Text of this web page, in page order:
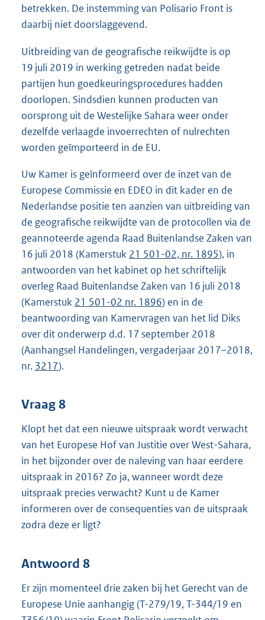
betrekken. De instemming van Polisario Front is
daarbij niet doorslaggevend.
Uitbreiding van de geografische reikwijdte is op
19 juli 2019 in werking getreden nadat beide
partijen hun goedkeuringsprocedures hadden
doorlopen. Sindsdien kunnen producten van
oorsprong uit de Westelijke Sahara weer onder
dezelfde verlaagde invoerrechten of nulrechten
worden geïmporteerd in de EU.
Uw Kamer is geïnformeerd over de inzet van de
Europese Commissie en EDEO in dit kader en de
Nederlandse positie ten aanzien van uitbreiding van
de geografische reikwijdte van de protocollen via de
geannoteerde agenda Raad Buitenlandse Zaken van
16 juli 2018 (Kamerstuk 21 501-02, nr. 1895), in
antwoorden van het kabinet op het schriftelijk
overleg Raad Buitenlandse Zaken van 16 juli 2018
(Kamerstuk 21 501-02 nr. 1896) en in de
beantwoording van Kamervragen van het lid Diks
over dit onderwerp d.d. 17 september 2018
(Aanhangsel Handelingen, vergaderjaar 2017–2018,
nr. 3217).
Vraag 8
Klopt het dat een nieuwe uitspraak wordt verwacht
van het Europese Hof van Justitie over West-Sahara,
in het bijzonder over de naleving van haar eerdere
uitspraak in 2016? Zo ja, wanneer wordt deze
uitspraak precies verwacht? Kunt u de Kamer
informeren over de consequenties van de uitspraak
zodra deze er ligt?
Antwoord 8
Er zijn momenteel drie zaken bij het Gerecht van de
Europese Unie aanhangig (T-279/19, T-344/19 en